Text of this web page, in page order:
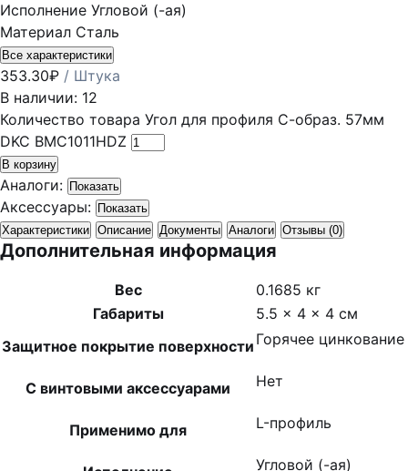
Исполнение Угловой (-ая)
Материал Сталь
Все характеристики
353.30₽ / Штука
В наличии: 12
Количество товара Угол для профиля С-образ. 57мм
DKC BMC1011HDZ
В корзину
Аналоги: Показать
Аксессуары: Показать
Характеристики Описание Документы Аналоги Отзывы (0)
Дополнительная информация
Вес
0.1685 кг
Габариты
5.5 × 4 × 4 см
Защитное покрытие поверхности Горячее цинкование
С винтовыми аксессуарами Нет
Применимо для L-профиль
Угловой (-ая)